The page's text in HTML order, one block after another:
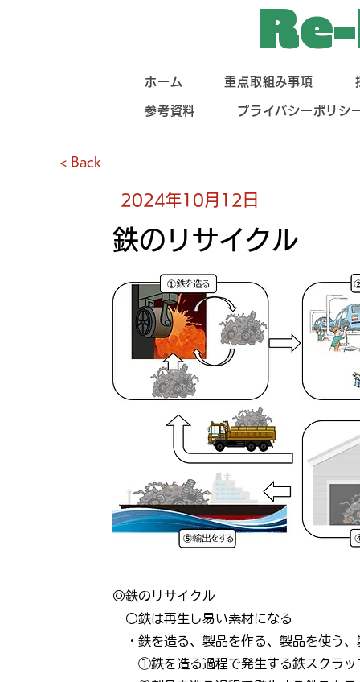
ホーム 重点取組み事項
参考資料 プライバシーポリシ
< Back
2024年10月12日
鉄のリサイクル
◎鉄のリサイクル
○鉄は再生し易い素材になる
・鉄を造る、製品を作る、製品を使う
①鉄を造る過程で発生する鉄スクラッ